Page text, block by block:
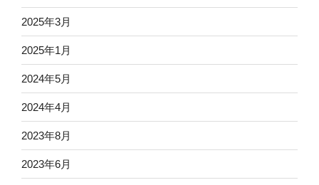
2025年3月
2025年1月
2024年5月
2024年4月
2023年8月
2023年6月